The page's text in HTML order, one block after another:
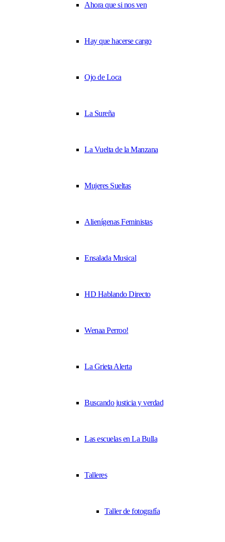
Ahora que si nos ven
Hay que hacerse cargo
Ojo de Loca
La Sureña
La Vuelta de la Manzana
Mujeres Sueltas
Alienígenas Feministas
Ensalada Musical
HD Hablando Directo
Wenaa Perroo!
La Grieta Alerta
Buscando justicia y verdad
Las escuelas en La Bulla
Talleres
Taller de fotografía